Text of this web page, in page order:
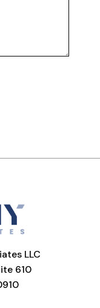
LLC
610